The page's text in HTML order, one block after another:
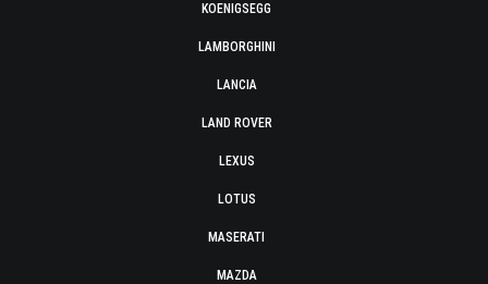
KOENIGSEGG
LAMBORGHINI
LANCIA
LAND ROVER
LEXUS
LOTUS
MASERATI
MAZDA